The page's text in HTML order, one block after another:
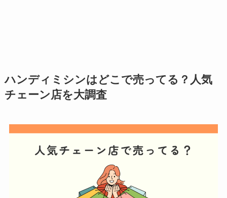
ハンディミシンはどこで売ってる？人気
チェーン店を大調査